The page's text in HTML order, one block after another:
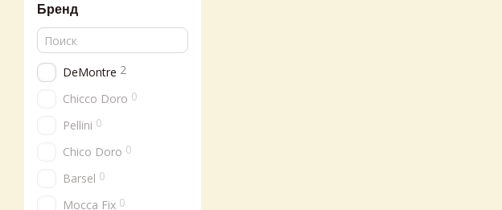
Бренд
DeMontre 2
Chicco Doro 0
Pellini 0
Chico Doro 0
Barsel 0
Mocca Fix 0